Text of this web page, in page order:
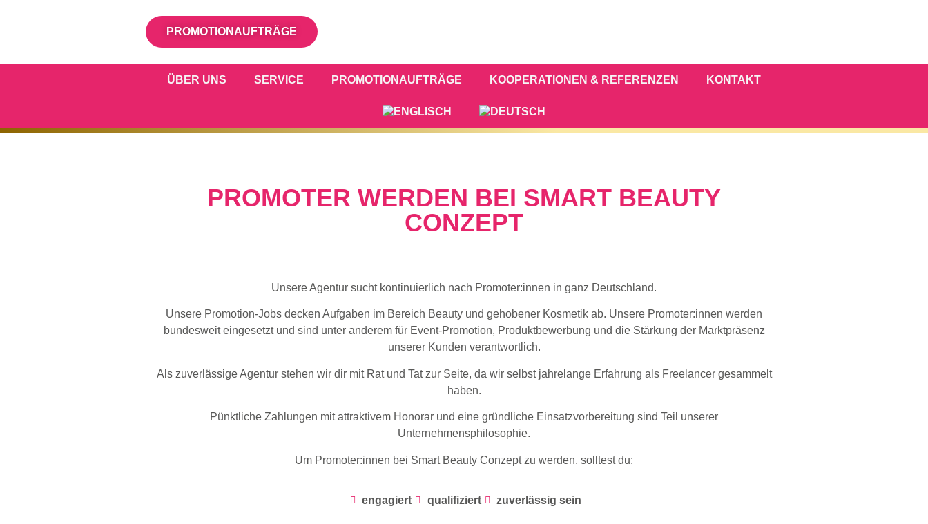
PROMOTIONAUFTRÄGE
ÜBER UNS SERVICE PROMOTIONAUFTRÄGE KOOPERATIONEN & REFERENZEN KONTAKT
PROMOTER WERDEN BEI SMART BEAUTY
CONZEPT
Unsere Agentur sucht kontinuierlich nach Promoter:innen in ganz Deutschland.
Unsere Promotion-Jobs decken Aufgaben im Bereich Beauty und gehobener Kosmetik ab. Unsere Promoter:innen werden
bundesweit eingesetzt und sind unter anderem für Event-Promotion, Produktbewerbung und die Stärkung der Marktpräsenz
unserer Kunden verantwortlich.
Als zuverlässige Agentur stehen wir dir mit Rat und Tat zur Seite, da wir selbst jahrelange Erfahrung als Freelancer gesammelt
haben.
Pünktliche Zahlungen mit attraktivem Honorar und eine gründliche Einsatzvorbereitung sind Teil unserer
Unternehmensphilosophie.
Um Promoter:innen bei Smart Beauty Conzept zu werden, solltest du:
engagiert qualifiziert zuverlässig sein